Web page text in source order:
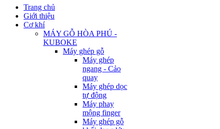
Trang chủ
Giới thiệu
Cơ khí
MÁY GỖ HÒA PHÚ -
KUBOKE
Máy ghép gỗ
Máy ghép
ngang - Cảo
quay
Máy ghép dọc
tự động
Máy phay
mộng finger
Máy ghép gỗ